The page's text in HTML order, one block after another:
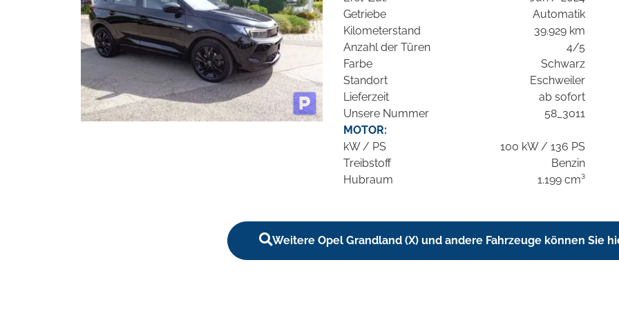
Getriebe
Automatik
Kilometerstand
39.929 km
Anzahl der Türen
4/5
Farbe
Schwarz
Standort
Eschweiler
Lieferzeit
ab sofort
Unsere Nummer
58_3011
MOTOR:
kW / PS
100 kW / 136 PS
Treibstoff
Benzin
Hubraum
1.199 cm³
Weitere Opel Grandland (X) und andere Fahrzeuge können Sie